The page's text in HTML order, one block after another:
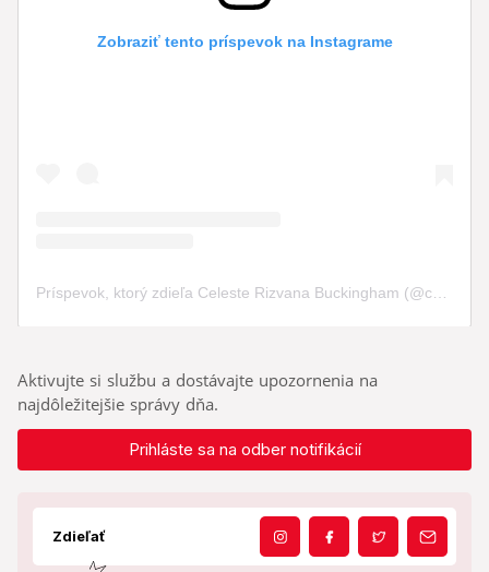
Aktivujte si službu a dostávajte upozornenia na
najdôležitejšie správy dňa.
Prihláste sa na odber notifikácií
Zdieľať